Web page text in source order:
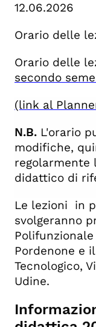
12.06.2026
Orario delle
Orario delle
secondo
(link al
N.B. L'orario
modifiche,
regolarmente
didattico di
Le lezioni in
svolgeranno
Polifunzionale
Pordenone e
Tecnologico,
Udine.